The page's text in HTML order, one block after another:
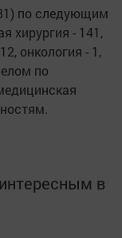
по следующим
хирургия - 141,
онкология - 1,
по
в